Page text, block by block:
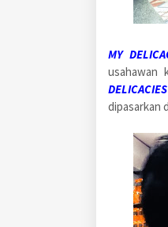
MY
usahawan
DELICACIES
dipasarkan